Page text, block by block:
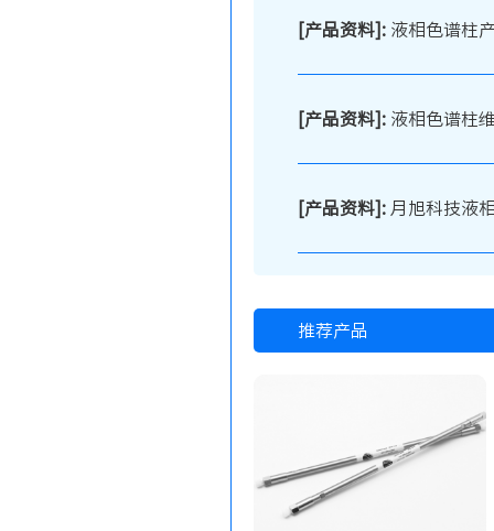
[产品资料]: 液相色谱柱
[产品资料]: 液相色谱柱
[产品资料]: 月旭科技液
推荐产品